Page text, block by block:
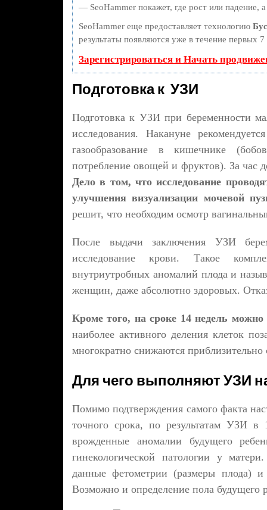
— SeoHammer покажет, где рост или падение,
SeoHammer еще предоставляет технологию
результаты появляются уже в течение первых
Зарегистрироваться и Начать
Подготовка к УЗИ
Подготовка к УЗИ при беременности
исследования. Накануне
газообразование в кишечнике
потребление овощей и фруктов). За час
Дело в том, что исследование
улучшения визуализации мочевой
решит, что необходим осмотр
После выдачи заключения УЗИ
исследование крови. Такое
внутриутробных аномалий плода и
женщин, даже абсолютно здоровых.
Кроме того, на сроке 14 недель можно
наиболее активного деления клеток
многократно снижаются приблизительно
Для чего выполняют УЗИ
Помимо подтверждения самого факта
точного срока, по результатам УЗИ в
врожденные аномалии будущего
гинекологической патологии у
данные фетометрии (размеры плода) и
Возможно и определение пола будущего